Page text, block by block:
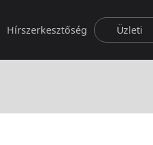
Hírszerkesztőség Üzleti